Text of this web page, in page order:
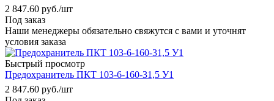
2 847.60 руб./шт
Под заказ
Наши менеджеры обязательно свяжутся с вами и уточнят
условия заказа
Быстрый просмотр
Предохранитель ПКТ 103-6-160-31,5 У1
2 847.60 руб./шт